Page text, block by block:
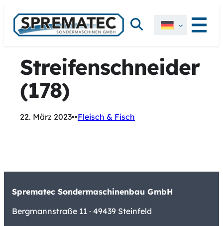
Inhalt
springen
Suchen
Streifenschneider
(178)
22. März 2023••Fleisch & Fisch
Sprematec Sondermaschinenbau GmbH
Bergmannstraße 11 · 49439 Steinfeld